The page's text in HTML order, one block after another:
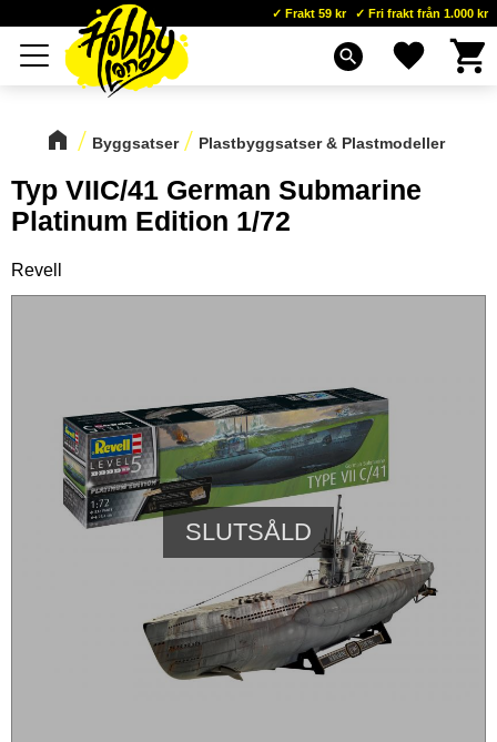
Meny
Frakt 59 kr Fri frakt från 1.000 kr
search Favoriter
Byggsatser Plastbyggsatser & Plastmodeller
Typ VIIC/41 German Submarine
Platinum Edition 1/72
Revell
SLUTSÅLD